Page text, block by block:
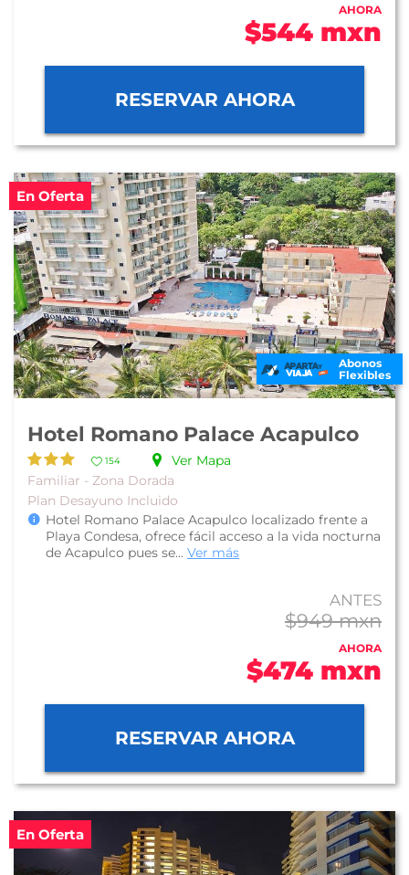
AHORA
$544 mxn
RESERVAR AHORA
En Oferta
Abonos
Flexibles
Hotel Romano Palace Acapulco
154
Ver Mapa
Familiar - Zona Dorada
Plan Desayuno Incluido
Hotel Romano Palace Acapulco localizado frente a
Playa Condesa, ofrece fácil acceso a la vida nocturna
de Acapulco pues se... Ver más
ANTES
$949 mxn
AHORA
$474 mxn
RESERVAR AHORA
En Oferta